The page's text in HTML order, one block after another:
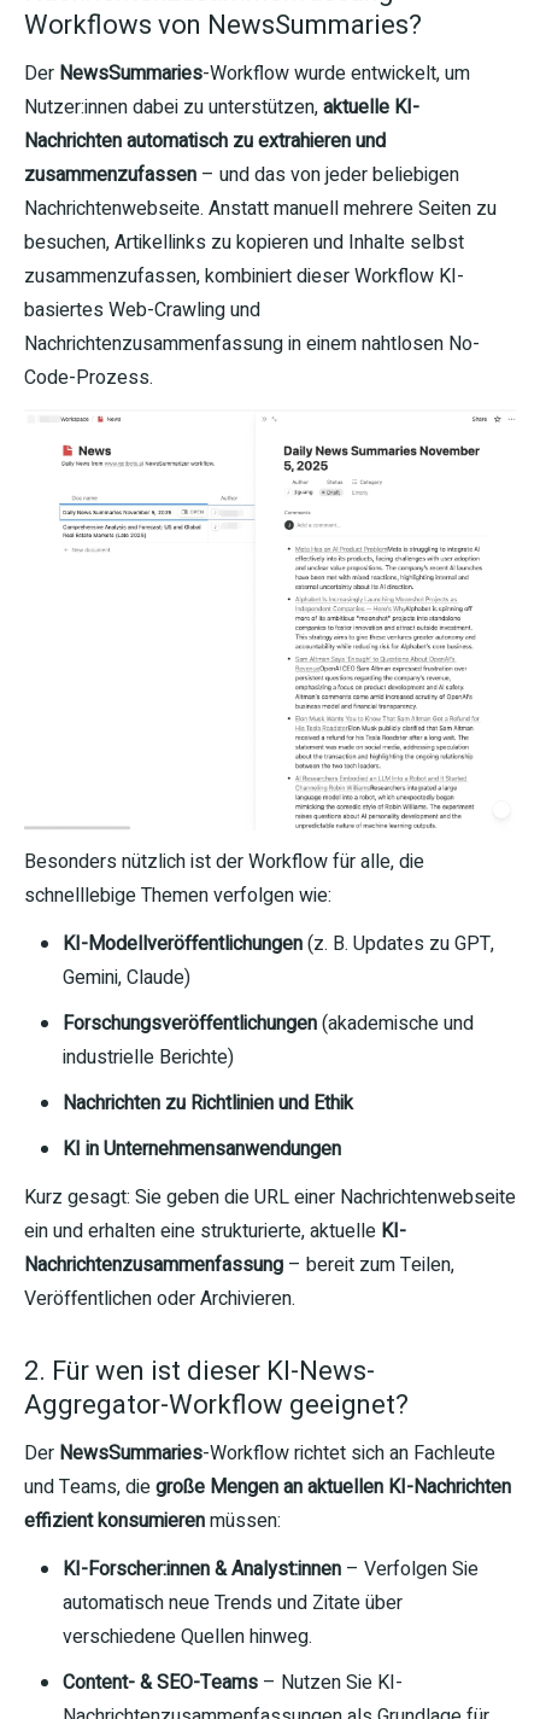
Workflows von NewsSummaries?
Der NewsSummaries-Workflow wurde entwickelt, um
Nutzer:innen dabei zu unterstützen,aktuelle KI-
Nachrichten automatisch zu extrahieren und
zusammenzufassen – und das von jeder beliebigen
Nachrichtenwebseite. Anstatt manuell mehrere Seiten zu
besuchen, Artikellinks zu kopieren und Inhalte selbst
zusammenzufassen, kombiniert dieser Workflow KI-
basiertes Web-Crawling und
Nachrichtenzusammenfassung in einem nahtlosen No-
Code-Prozess.
Besonders nützlich ist der Workflow für alle, die
schnelllebige Themen verfolgen wie:
KI-Modellveröffentlichungen(z. B. Updates zu GPT,
Gemini, Claude)
Forschungsveröffentlichungen(akademische und
industrielle Berichte)
Nachrichten zu Richtlinien und Ethik
KI in Unternehmensanwendungen
Kurz gesagt: Sie geben die URL einer Nachrichtenwebseite
ein und erhalten eine strukturierte, aktuelle KI-
Nachrichtenzusammenfassung – bereit zum Teilen,
Veröffentlichen oder Archivieren.
2. Für wen ist dieser KI-News-
Aggregator-Workflow geeignet?
Der NewsSummaries-Workflow richtet sich an Fachleute
und Teams, diegroße Mengen an aktuellen KI-Nachrichten
effizient konsumierenmüssen:
KI-Forscher:innen & Analyst:innen – Verfolgen Sie
automatisch neue Trends und Zitate über
verschiedene Quellen hinweg.
Content- & SEO-Teams – Nutzen Sie KI-